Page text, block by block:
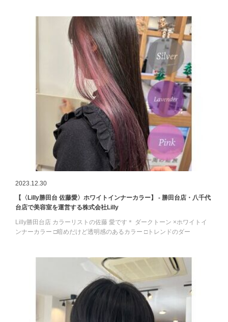
2023.12.30
【〈Lilly勝田台 佐藤愛〉ホワイトインナーカラー】 - 勝田台店・八千代
台店で美容室を運営する株式会社Lilly
Lilly勝田台店 カラーリストの佐藤 愛です＊ ダークトーン ×ホワイトイ
ンナーカラー □暗めだけど透明感のあるカラー □トレンドのダー